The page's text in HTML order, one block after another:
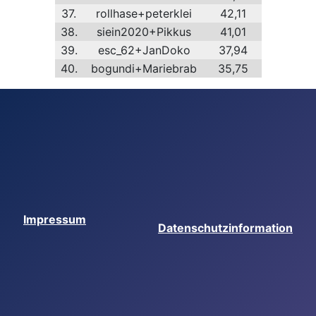
37.
rollhase+peterklei
42,11
38.
siein2020+Pikkus
41,01
39.
esc_62+JanDoko
37,94
40.
bogundi+Mariebrab 35,75
Impressum
Datenschutzinformation